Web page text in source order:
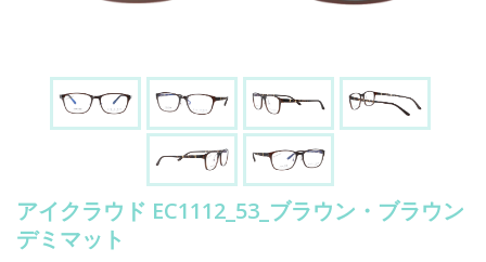
アイクラウド EC1112_53_ブラウン・ブラウン
デミマット